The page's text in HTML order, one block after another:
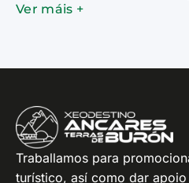
Ver máis +
Traballamos para
turístico, así como dar